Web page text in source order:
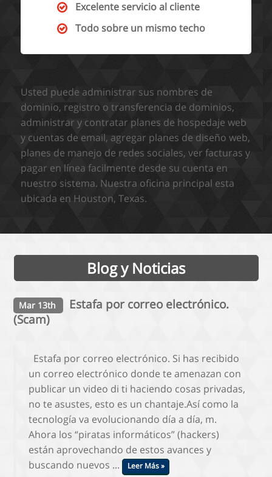
Excelente servicio al cliente
Todo sobre un mismo techo
Usted puede administrar sus nombres de
dominio, registro o transferencia de dominios,
administrar y contratar planes de hospedaje web
y cuentas de email, agregar planes de diseño web,
planes de manejo de redes sociales, ver facturas y
pagar en línea facilmente desde su cuenta en
nuestro sistema. Nuestra oficina principal esta
ubicada en Houston, Texas.
Blog y Noticias
Mar 13th
Estafa por correo electrónico.
(Scam)
Estafa por correo electrónico. Si has recibido
un correo electrónico donde te amenazan con
publicar un video di ti haciendo cosas privadas,
no te asustes, esto es un chantaje.Así como la
tecnología va evolucionando día a día, m.
Ahora los “piratas informáticos” (hackers)
están aprovechando de estos avances y
buscando nuevos ... Leer Más »